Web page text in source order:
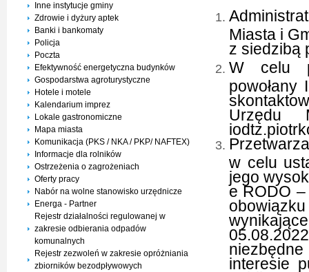
Inne instytucje gminy
Zdrowie i dyżury aptek
Banki i bankomaty
Policja
Poczta
Efektywność energetyczna budynków
Gospodarstwa agroturystyczne
Hotele i motele
Kalendarium imprez
Lokale gastronomiczne
Mapa miasta
Komunikacja (PKS / NKA / PKP/ NAFTEX)
Informacje dla rolników
Ostrzeżenia o zagrożeniach
Oferty pracy
Nabór na wolne stanowisko urzędnicze
Energa - Partner
Rejestr działalności regulowanej w
zakresie odbierania odpadów
komunalnych
Rejestr zezwoleń w zakresie opróżniania
zbiorników bezodpływowych
Miasta i
z siedzibą
W celu
powołany
Urzędu
w celu
jego
e RODO –
interesie